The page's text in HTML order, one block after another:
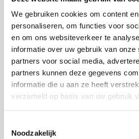
We gebruiken cookies om content
personaliseren, om functies voor
en om ons websiteverkeer te
informatie over uw gebruik van onze
partners voor social media,
partners kunnen deze gegevens
informatie die u aan ze heeft
verzameld op basis van uw gebruik
Noodzakelijk